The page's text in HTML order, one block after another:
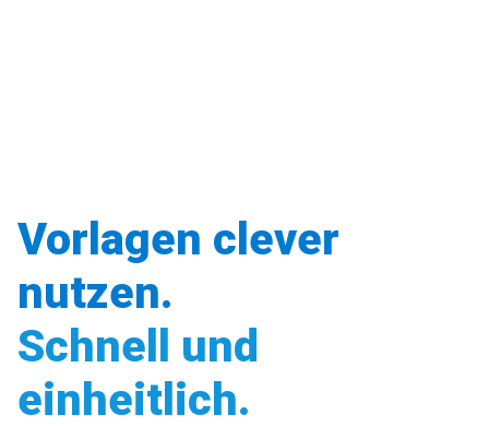
Vorlagen clever
nutzen.
Schnell und
einheitlich.